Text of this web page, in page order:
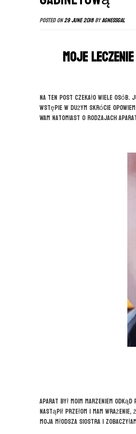
Posted on29 June 2018byagnessgal
Moje
Na ten post czekało wiele osób.
wstępie w dużym skrócie
Wam natomiast o rodzajach
Aparat był moim marzeniem
nastąpił przełom i mam
moja młodsza siostra i